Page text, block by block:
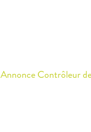
Annonce Contrôleur